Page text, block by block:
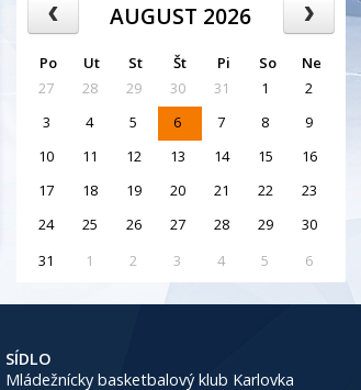
AUGUST 2026
Po Ut St Št Pi So
Ne
27
28 29 30 31 1
2
3
4 5 6 7 8
9
10
11 12 13 14 15
16
17
18 19 20 21 22
23
24
25 26 27 28 29
30
31
1 2 3 4 5 6
SÍDLO
Mládežnícky basketbalový klub Karlovka